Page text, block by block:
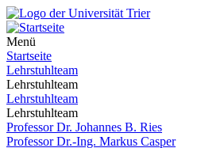
Menü
Startseite
Lehrstuhlteam
Lehrstuhlteam
Lehrstuhlteam
Lehrstuhlteam
Professor Dr. Johannes B. Ries
Professor Dr.-Ing. Markus Casper